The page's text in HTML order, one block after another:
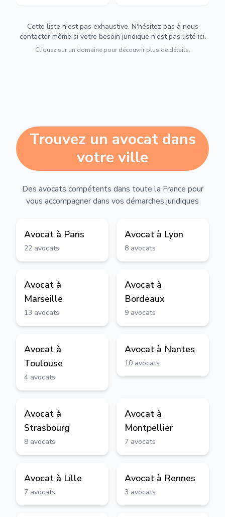
Cette liste n'est pas exhaustive. N'hésitez pas à nous
contacter même si votre besoin juridique n'est pas listé ici.
Cliquez sur un domaine pour découvrir plus de détails.
Trouvez un avocat dans
votre ville
Des avocats compétents dans toute la France pour
vous accompagner dans vos démarches juridiques
Avocat à Paris
22 avocats
Avocat à Lyon
8 avocats
Avocat à
Marseille
13 avocats
Avocat à
Bordeaux
9 avocats
Avocat à
Toulouse
4 avocats
Avocat à Nantes
10 avocats
Avocat à
Strasbourg
8 avocats
Avocat à
Montpellier
7 avocats
Avocat à Lille
7 avocats
Avocat à Rennes
3 avocats